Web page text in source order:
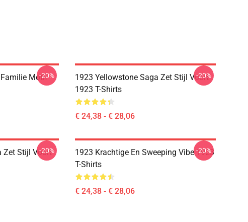
Motif
-20%
1923 Yellowstone Saga Zet Stijl Voort
1923 T-Shirts
€ 24,38 - € 28,06
-20%
Zet Stijl Voort
-20%
1923 Krachtige En Sweeping Vibe 1923
T-Shirts
€ 24,38 - € 28,06
-20%